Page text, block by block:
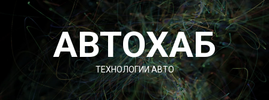
Перейти
содержимомуАВТОХАБ
ТЕХНОЛОГИИ АВТО